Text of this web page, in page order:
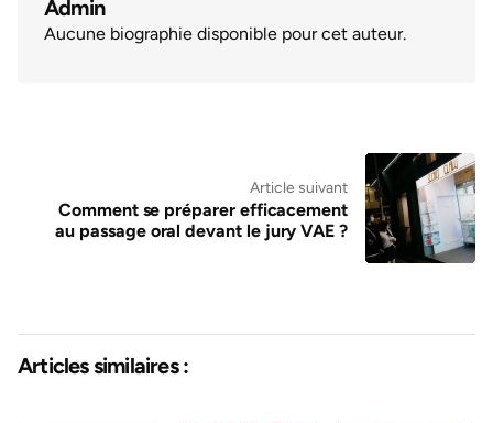
Admin
Aucune biographie disponible pour cet auteur.
Article suivant
Comment se préparer efficacement
au passage oral devant le jury VAE ?
Articles similaires :